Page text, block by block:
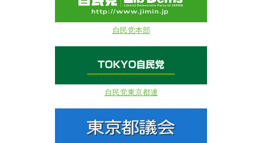
自民党本部
自民党東京都連